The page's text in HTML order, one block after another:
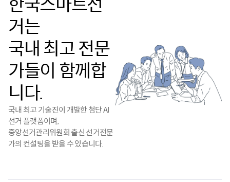
한국스마트선
거는
국내 최고 전문
가들이 함께합
니다.
국내 최고 기술진이 개발한 첨단 AI
선거 플랫폼이며,
중앙선거관리위원회 출신 선거전문
가의 컨설팅을 받을 수 있습니다.